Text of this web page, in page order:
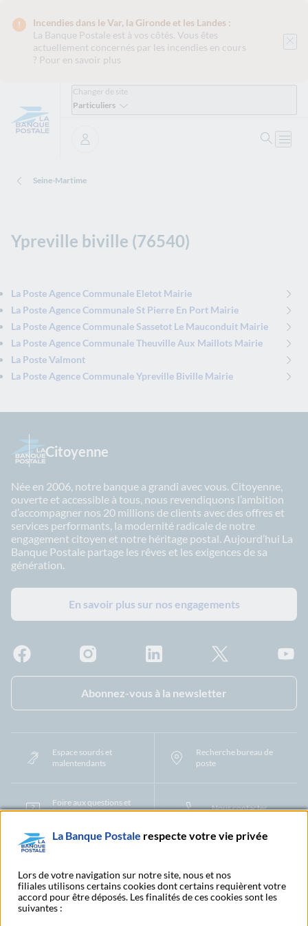
Incendies dans le Var, la Gironde et les Landes :
La Banque Postale est à vos côtés. Vous êtes
actuellement concernés par les incendies en cours
? Pour en savoir plus
Changer de site
Particuliers
Se connecter
Seine-Martime
Ypreville biville (76540)
La Poste Agence Communale Eletot Mairie
La Poste Agence Communale St Pierre En Port Mairie
La Poste Agence Communale Sassetot Le Mauconduit Mairie
La Poste Agence Communale Theuville Aux Maillots Mairie
La Poste Valmont
La Poste Agence Communale Ypreville Biville Mairie
Citoyenne
Née en 2006, notre banque a grandi avec vous. Citoyenne,
ouverte et accessible à tous, nous revendiquons l’ambition
d’accompagner nos 20 millions de clients avec des offres et
services performants, la modernité radicale de notre
engagement citoyen et notre héritage postal. Aujourd’hui La
Banque Postale partage les rêves et les exigences de sa
génération.
En savoir plus sur nos engagements
Abonnez-vous à la newsletter
Espace sourds et
malentendants
Recherche bureau de
poste
Foire aux questions et
centre d'aide
Nous contacter
Protection des Données à Caractère PersonnelFiliales et partenaires
CookiesGestion des cookiesActualiser vos informations
Contestation et réclamation Coordonnées Centres Financiers
La Banque Postale respecte votre vie privée
Lors de votre navigation sur notre site, nous et nos
filiales utilisons certains cookies dont certains requièrent votre
accord pour être déposés. Les finalités de ces cookies sont les
suivantes :